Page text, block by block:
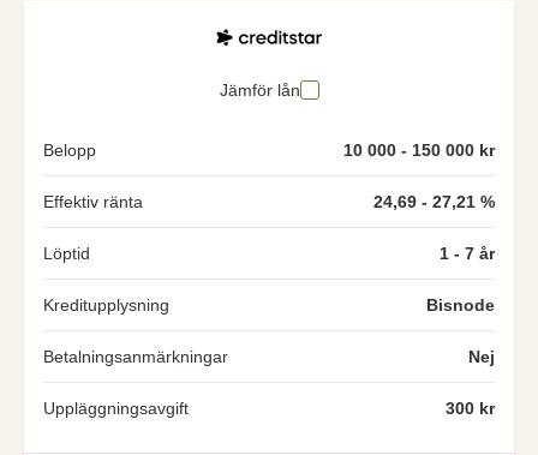
Jämför lån
Belopp 10 000 - 150 000 kr
Effektiv ränta 24,69 - 27,21 %
Löptid 1 - 7 år
Kreditupplysning Bisnode
Betalningsanmärkningar Nej
Uppläggningsavgift 300 kr